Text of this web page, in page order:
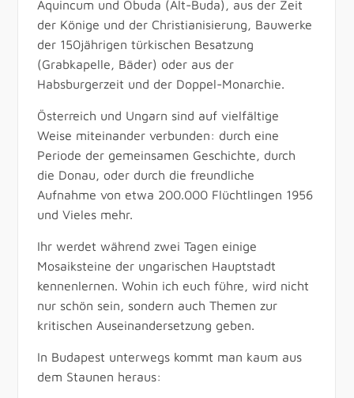
Aquincum und Óbuda (Alt-Buda), aus der Zeit
der Könige und der Christianisierung, Bauwerke
der 150jährigen türkischen Besatzung
(Grabkapelle, Bäder) oder aus der
Habsburgerzeit und der Doppel-Monarchie.
Österreich und Ungarn sind auf vielfältige
Weise miteinander verbunden: durch eine
Periode der gemeinsamen Geschichte, durch
die Donau, oder durch die freundliche
Aufnahme von etwa 200.000 Flüchtlingen 1956
und Vieles mehr.
Ihr werdet während zwei Tagen einige
Mosaiksteine der ungarischen Hauptstadt
kennenlernen. Wohin ich euch führe, wird nicht
nur schön sein, sondern auch Themen zur
kritischen Auseinandersetzung geben.
In Budapest unterwegs kommt man kaum aus
dem Staunen heraus: